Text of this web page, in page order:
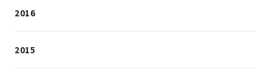
2016
2015